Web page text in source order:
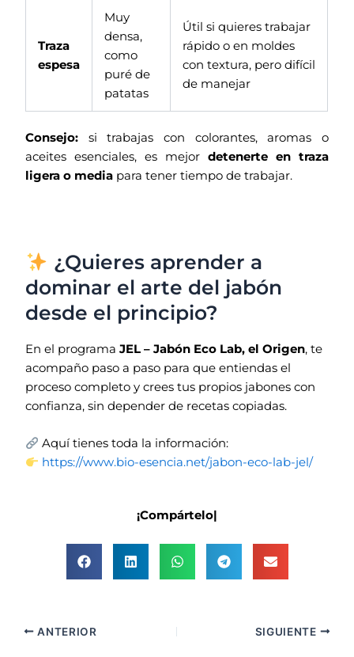
Traza
espesa
Muy
densa,
como
puré de
patatas
Útil si quieres trabajar
rápido o en moldes
con textura, pero difícil
de manejar
Consejo: si trabajas con colorantes, aromas o
aceites esenciales, es mejor detenerte en traza
ligera o media para tener tiempo de trabajar.
¿Quieres aprender a
dominar el arte del jabón
desde el principio?
En el programaJEL – Jabón Eco Lab, el Origen, te
acompaño paso a paso para que entiendas el
proceso completo y crees tus propios jabones con
confianza, sin depender de recetas copiadas.
Aquí tienes toda la información:
https://www.bio-esencia.net/jabon-eco-lab-jel/
¡Compártelo|
ANTERIOR SIGUIENTE